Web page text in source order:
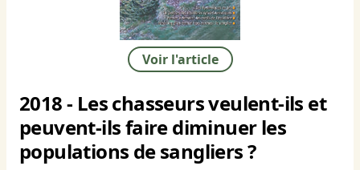
Voir l'article
2018 - Les chasseurs veulent-ils et
peuvent-ils faire diminuer les
populations de sangliers ?